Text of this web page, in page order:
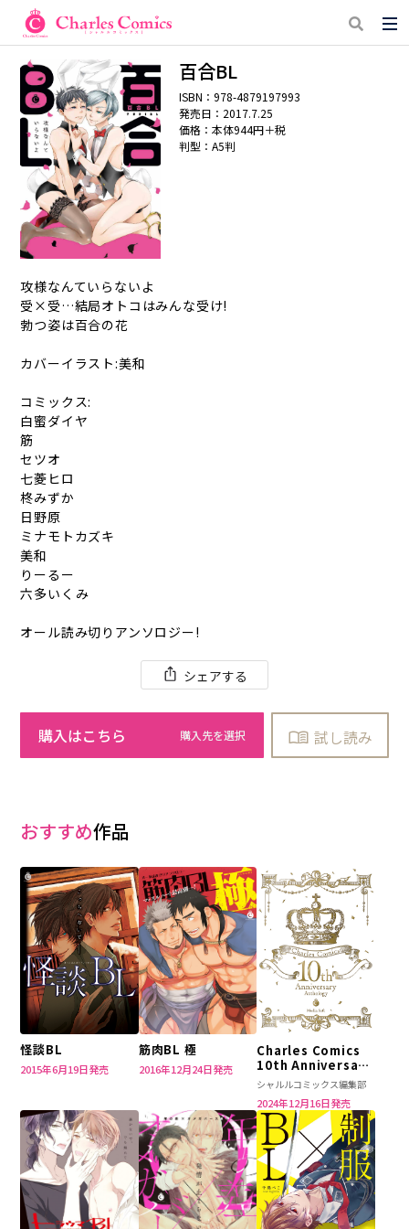
百合BL
ISBN：978-4879197993
発売日：2017.7.25
価格：本体944円＋税
判型：A5判
攻様なんていらないよ
受×受…結局オトコはみんな受け!
勃つ姿は百合の花
カバーイラスト:美和
コミックス:
白蜜ダイヤ
筋
セツオ
七菱ヒロ
柊みずか
日野原
ミナモトカズキ
美和
りーるー
六多いくみ
オール読み切りアンソロジー!
シェアする
購入はこちら 試し読み
おすすめ作品
怪談BL
2015年6月19日発売
筋肉BL 極
2016年12月24日発売
Charles Comics
10th Anniversary
Anthology
シャルルコミックス編集部
2024年12月16日発売